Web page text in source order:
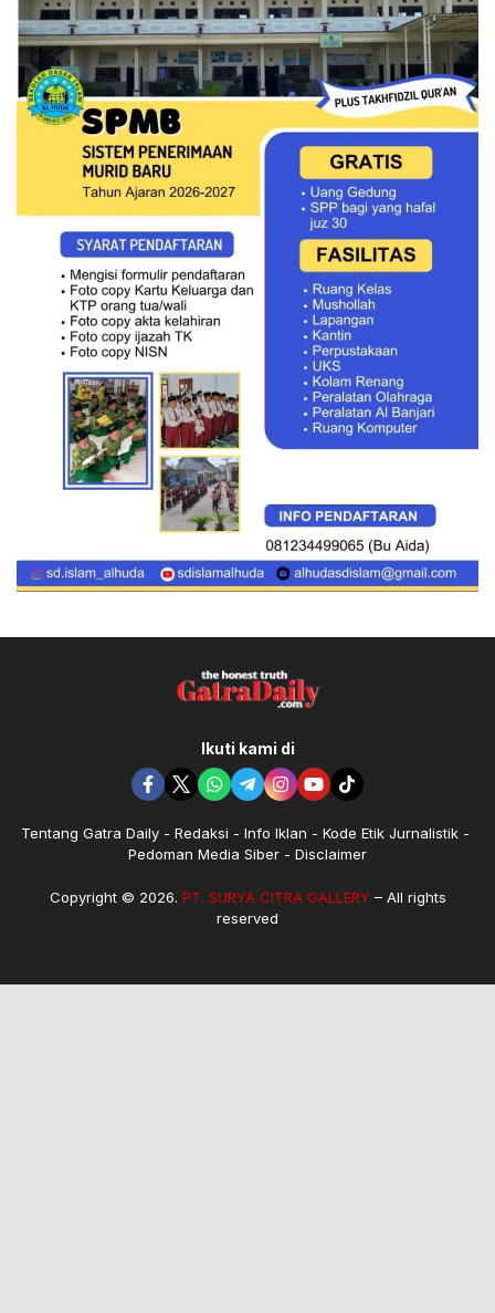
Ikuti kami di
Tentang Gatra Daily Redaksi Info Iklan
Kode Etik Jurnalistik
Pedoman Media Siber
Disclaimer
Copyright © 2026. PT. SURYA CITRA GALLERY– All rights
reserved